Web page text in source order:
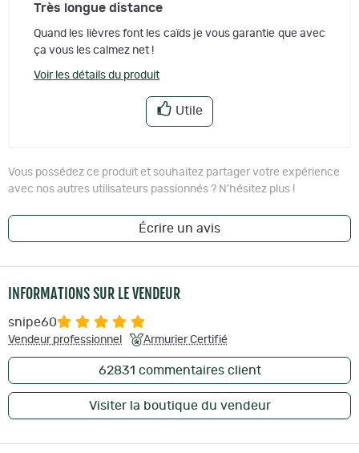
Très longue distance
Quand les lièvres font les caïds je vous garantie que avec
ça vous les calmez net !
Voir les détails du produit
Utile
Vous possédez ce produit et souhaitez partager votre expérience
avec nos autres utilisateurs passionnés ? N'hésitez plus !
Écrire un avis
INFORMATIONS SUR LE VENDEUR
snipe60
Vendeur professionnel Armurier Certifié
62831 commentaires client
Visiter la boutique du vendeur